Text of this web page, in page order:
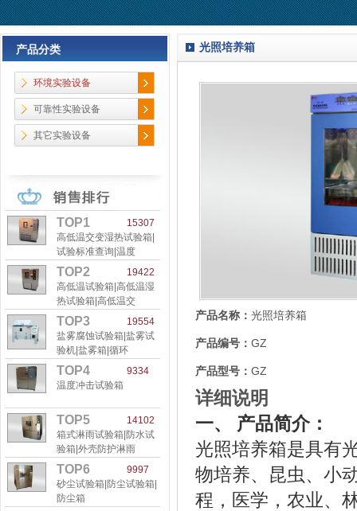
产品分类
环境实验设备
可靠性实验设备
其它实验设备
15307
TOP1
高低温交变湿热试验箱|
试验标准查询|温度
19422
TOP2
高低温试验箱|高低温湿
热试验箱|高低温交
19554
TOP3
盐雾腐蚀试验箱|盐雾试
验机|盐雾箱|循环
9334
TOP4
温度冲击试验箱
14102
TOP5
箱式淋雨试验箱|防水试
验箱|外壳防护淋雨
9997
TOP6
砂尘试验箱|防尘试验箱|
防尘箱
光照培养箱
产品名称： 光照培养箱
产品编号： GZ
产品型号： GZ
详细说明
一、 产品简介：
光照培养箱是具有
物培养、昆虫、小
程，医学，农业、